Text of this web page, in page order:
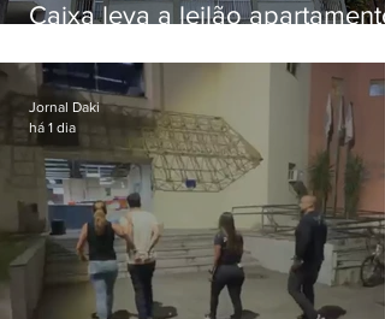
Caixa leva a leilão apartamento
Botafogo
Jornal Daki
há 1 dia